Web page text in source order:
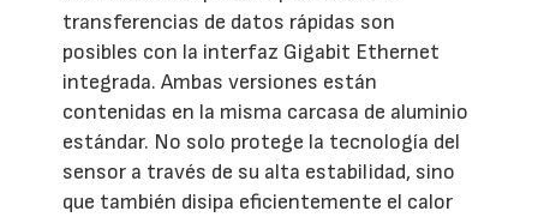
transferencias de datos rápidas son
posibles con la interfaz Gigabit Ethernet
integrada. Ambas versiones están
contenidas en la misma carcasa de aluminio
estándar. No solo protege la tecnología del
sensor a través de su alta estabilidad, sino
que también disipa eficientemente el calor